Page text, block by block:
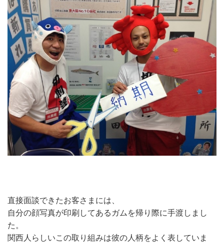
直接面談できたお客さまには、
自分の顔写真が印刷してあるガムを帰り際に手渡しまし
た。
関西人らしいこの取り組みは彼の人柄をよく表していま